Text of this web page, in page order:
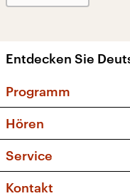
Entdecken Sie
Programm
Sendungen
Musikliste
Kakadu – Das
Hören
Frequenzen
Service
FAQ
Kontakt